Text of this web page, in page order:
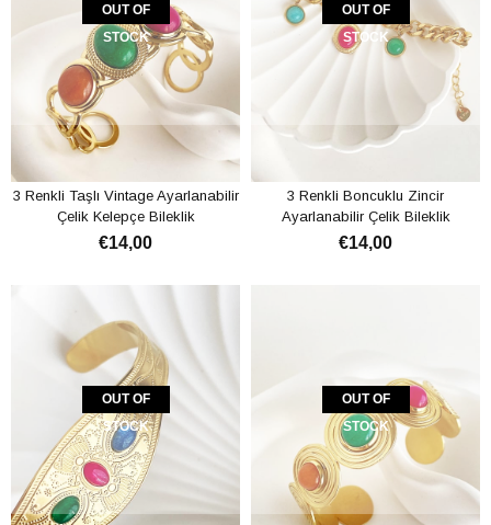
OUT OF
STOCK
3 Renkli Taşlı Vintage Ayarlanabilir
Çelik Kelepçe Bileklik
€14,00
OUT OF
STOCK
3 Renkli Boncuklu Zincir
Ayarlanabilir Çelik Bileklik
€14,00
OUT OF
STOCK
OUT OF
STOCK